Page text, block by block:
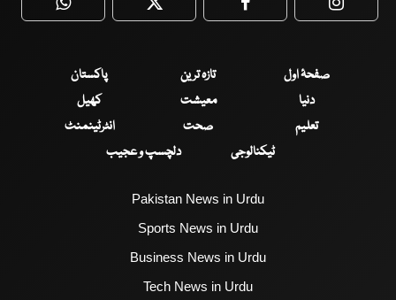
WhatsApp Twitter Facebook
صفحۂ اول تازہ ترین
پاکستان
دنیا
معیشت
کھیل
تعلیم
صحت
انٹرٹینمنٹ
ٹیکنالوجی
دلچسپ و عجیب
Pakistan News in Urdu
Sports News in Urdu
Business News in Urdu
Tech News in Urdu